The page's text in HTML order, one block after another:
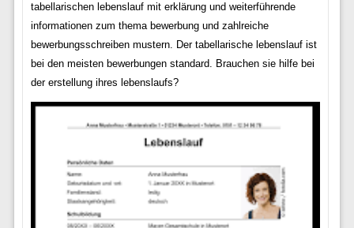
tabellarischen lebenslauf mit erklärung und weiterführende
informationen zum thema bewerbung und zahlreiche
bewerbungsschreiben mustern. Der tabellarische lebenslauf ist
bei den meisten bewerbungen standard. Brauchen sie hilfe bei
der erstellung ihres lebenslaufs?